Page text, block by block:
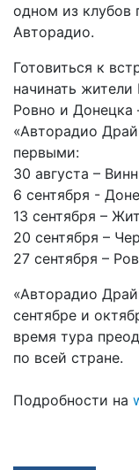
одном из клубов
Авторадио.
Готовиться к
начинать
Ровно и Донецка
«Авторадио
первыми:
30 августа –
6 сентября -
13 сентября –
20 сентября –
27 сентября –
«Авторадио
сентябре и
время тура
по всей стране.
Подробности на